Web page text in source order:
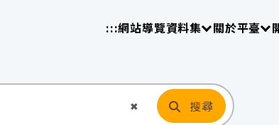
:::網站導覽資料集請使用 TAB
關於平臺請
✖ 清空輸入 搜尋